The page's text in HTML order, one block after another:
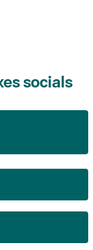
socials